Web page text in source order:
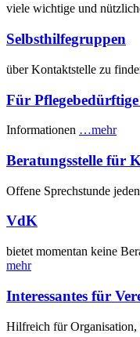
viele wichtige und
Selbsthilfegruppen
über Kontaktstelle zu
Für
Informationen …mehr
Beratungsstelle für
Offene Sprechstunde
VdK
bietet momentan keine
mehr
Interessantes für
Hilfreich für Organisation,